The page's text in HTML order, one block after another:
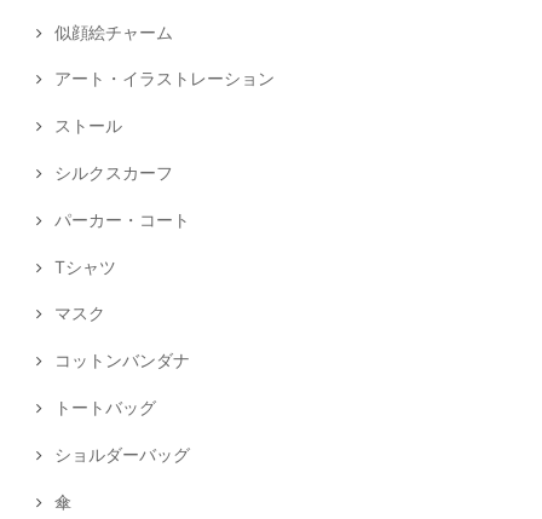
似顔絵チャーム
アート・イラストレーション
ストール
シルクスカーフ
パーカー・コート
Tシャツ
マスク
コットンバンダナ
トートバッグ
ショルダーバッグ
傘